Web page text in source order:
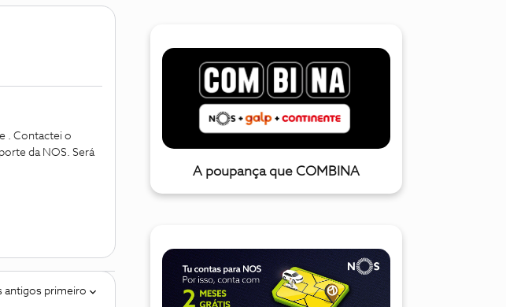
. Contactei o
da NOS. Será
antigos primeiro
A poupança que COMBINA